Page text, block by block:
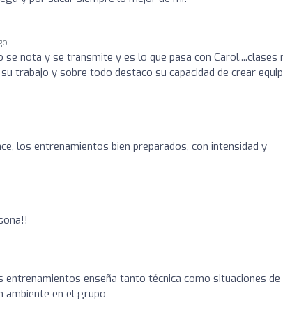
se nota y se transmite y es lo que pasa con Carol....clases
trabajo y sobre todo destaco su capacidad de crear
los entrenamientos bien preparados, con intensidad y
entrenamientos enseña tanto técnica como situaciones de
ambiente en el grupo